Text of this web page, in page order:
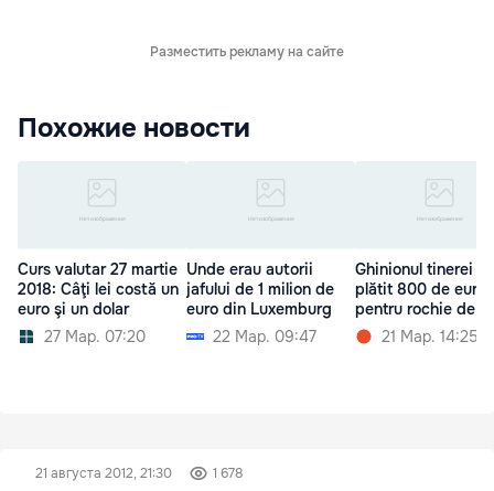
Разместить рекламу на сайте
Похожие новости
Curs valutar 27 martie
2018: Câţi lei costă un
euro şi un dolar
27 Мар. 07:20
Unde erau autorii
jafului de 1 milion de
euro din Luxemburg
22 Мар. 09:47
Ghinionul tinerei
plătit 800 de euro
pentru rochie de
21 Мар. 14:25
21 августа 2012, 21:30 1 678